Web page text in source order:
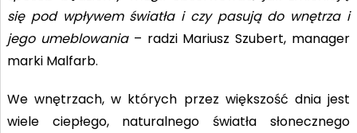
się pod wpływem światła i czy pasują do wnętrza i
jego umeblowania– radzi Mariusz Szubert, manager
marki Malfarb.
We wnętrzach, w których przez większość dnia jest
wiele ciepłego, naturalnego światła słonecznego